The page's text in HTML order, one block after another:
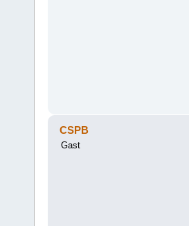
CSPB
Gast